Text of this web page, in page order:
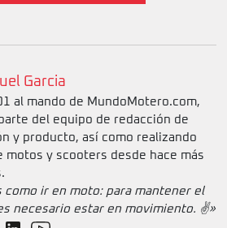
Garcia
al mando de MundoMotero.com,
del equipo de redacción de
y producto, así como realizando
motos y scooters desde hace más
como ir en moto: para mantener el
necesario estar en movimiento. ✌️»